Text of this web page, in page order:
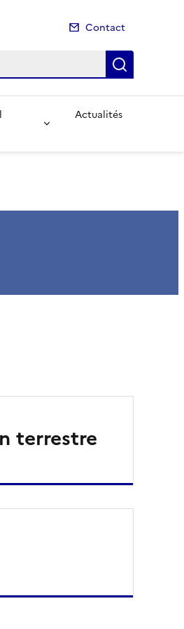
Contact
Actualités
terrestre